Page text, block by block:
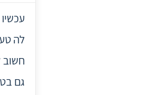
לה
חשוב
גם